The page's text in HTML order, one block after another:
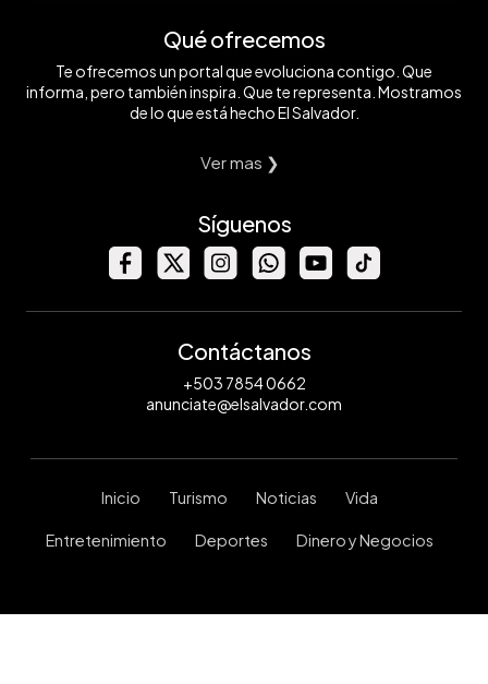
Qué ofrecemos
Te ofrecemos un portal que evoluciona contigo. Que
informa, pero también inspira. Que te representa. Mostramos
de lo que está hecho El Salvador.
Ver mas ❯
Síguenos
Contáctanos
+503 7854 0662
anunciate@elsalvador.com
Inicio Turismo Noticias Vida
Entretenimiento Deportes Dinero y Negocios